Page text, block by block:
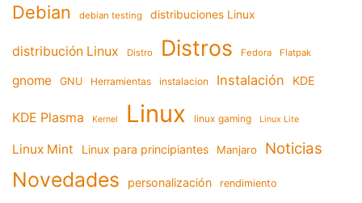
Debian debian testing distribuciones Linux
distribución Linux Distro Distros Fedora Flatpak
gnome GNU Herramientas instalacion Instalación KDE
KDE Plasma Kernel Linux linux gaming Linux Lite
Linux Mint Linux para principiantes Manjaro Noticias
Novedades personalización rendimiento